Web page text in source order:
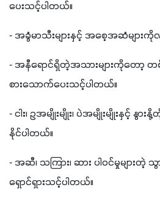
ပေးသင့်ပါတယ်။
- အခွံမာသီးများနှင့် အစေ့အဆံများကိုလ
- အနီရောင်ရှိတဲ့အသားများကိုတော့
စားသောက်ပေးသင့်ပါတယ်။
- ငါး၊ ဥအမျိုးမျိုး၊ ပဲအမျိုးမျိုးနှင့် နွ
နိုင်ပါတယ်။
- အဆီ၊ သကြား၊ ဆား ပါဝင်မှုများ
ရှောင်ရှားသင့်ပါတယ်။